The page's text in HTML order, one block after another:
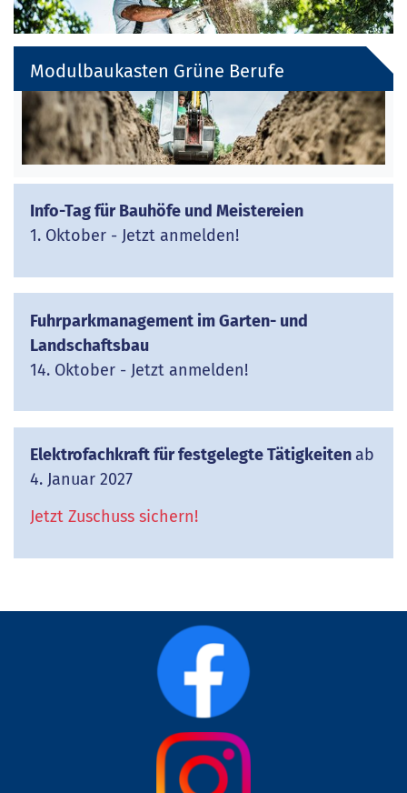
Modulbaukasten Grüne Berufe
Info-Tag für Bauhöfe und Meistereien
1. Oktober - Jetzt anmelden!
Fuhrparkmanagement im Garten- und
Landschaftsbau
14. Oktober - Jetzt anmelden!
Elektrofachkraft für festgelegte Tätigkeiten ab
4. Januar 2027
Jetzt Zuschuss sichern!